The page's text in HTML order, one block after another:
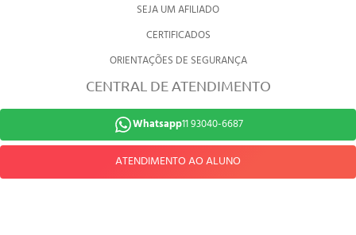
SEJA UM AFILIADO
CERTIFICADOS
ORIENTAÇÕES DE SEGURANÇA
CENTRAL DE ATENDIMENTO
Whatsapp11 93040-6687
ATENDIMENTO AO ALUNO